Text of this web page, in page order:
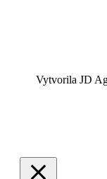
Vytvorila JD